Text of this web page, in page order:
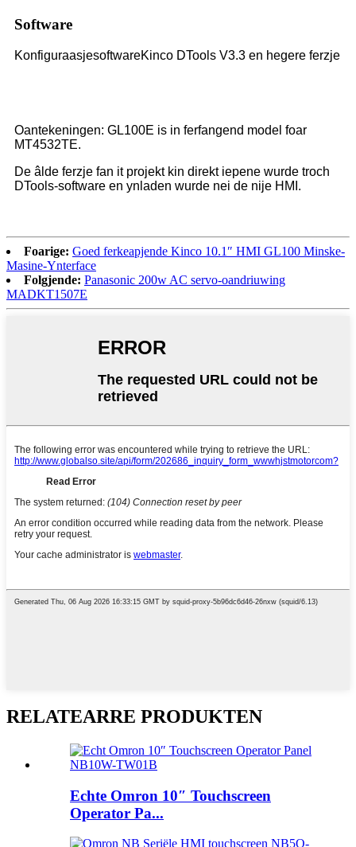
Software
KonfiguraasjesoftwareKinco DTools V3.3 en hegere ferzje
Oantekeningen: GL100E is in ferfangend model foar
MT4532TE.
De âlde ferzje fan it projekt kin direkt iepene wurde troch
DTools-software en ynladen wurde nei de nije HMI.
Foarige: Goed ferkeapjende Kinco 10.1″ HMI GL100 Minske-
Masine-Ynterface
Folgjende: Panasonic 200w AC servo-oandriuwing
MADKT1507E
RELATEARRE PRODUKTEN
Echte Omron 10″ Touchscreen
Operator Pa...